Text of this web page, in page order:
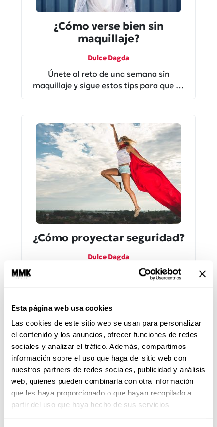
Esta página web usa cookies
Las cookies de este sitio web se usan para personalizar
el contenido y los anuncios, ofrecer funciones de redes
sociales y analizar el tráfico. Además, compartimos
información sobre el uso que haga del sitio web con
nuestros partners de redes sociales, publicidad y análisis
web, quienes pueden combinarla con otra información
que les haya proporcionado o que hayan recopilado a
partir del uso que haya hecho de sus servicios.
¿Cómo verse bien sin
maquillaje?
Dulce Dagda
Únete al reto de una semana sin
maquillaje y sigue estos tips para que tu
¿Cómo proyectar seguridad?
Dulce Dagda
Sigue estos cuatro consejos para